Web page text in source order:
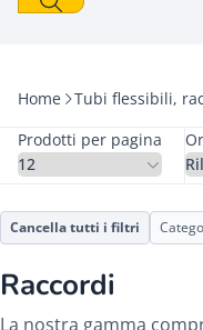
Home Tubi flessibili,
Prodotti per pagina
Cancella tutti i filtri
Raccordi
La nostra gamma